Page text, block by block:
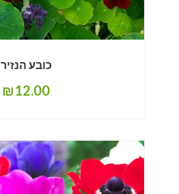
כובע הנזיר
₪12.00